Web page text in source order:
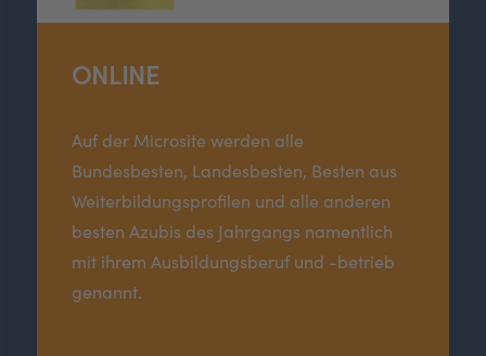
ONLINE
Auf der Microsite werden alle
Bundesbesten, Landesbesten, Besten aus
Weiterbildungsprofilen und alle anderen
besten Azubis des Jahrgangs namentlich
mit ihrem Ausbildungsberuf und -betrieb
genannt.